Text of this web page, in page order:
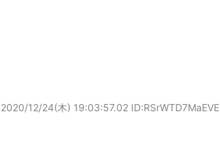
2020/12/24(木) 19:03:57.02 ID:RSrWTD7MaEVE